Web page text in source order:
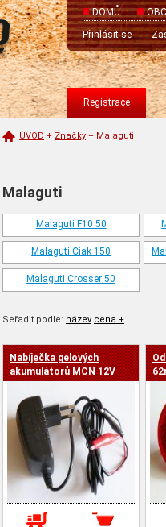
DOMŮ
Přihlásit se
Registrace
ÚVOD + Značky + Malaguti
Malaguti
Malaguti F10 50
Malaguti Ciak 150
Malaguti Crosser 50
Seřadit podle: název cena +
cena -
Nabíječka gelových
akumulátorů MCN 12V